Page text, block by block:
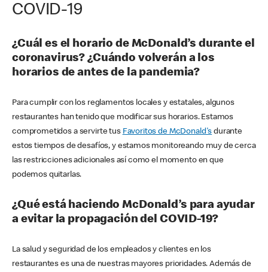
COVID-19
¿Cuál es el horario de McDonald’s durante el
coronavirus? ¿Cuándo volverán a los
horarios de antes de la pandemia?
Para cumplir con los reglamentos locales y estatales, algunos
restaurantes han tenido que modificar sus horarios. Estamos
comprometidos a servirte tus Favoritos de McDonald's durante
estos tiempos de desafíos, y estamos monitoreando muy de cerca
las restricciones adicionales así como el momento en que
podemos quitarlas.
¿Qué está haciendo McDonald’s para ayudar
a evitar la propagación del COVID-19?
La salud y seguridad de los empleados y clientes en los
restaurantes es una de nuestras mayores prioridades. Además de